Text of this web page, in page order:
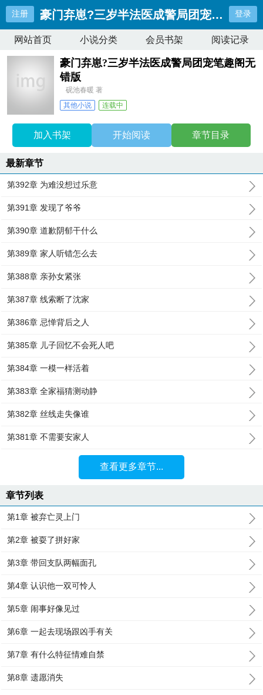
注册 豪门弃崽?三岁半法医成警局团宠笔趣阁无
登录
网站首页 小说分类 会员书架 阅读记录
豪门弃崽?三岁半法医成警局团宠笔趣阁无
错版
砚池春暖 著
其他小说
连载中
更新时间：
2026-08-03 00:50:39
加入书架 开始阅读 章节目录
最新章节
第392章 为难没想过乐意
第391章 发现了爷爷
第390章 道歉阴郁干什么
第389章 家人听错怎么去
第388章 亲孙女紧张
第387章 线索断了沈家
第386章 忌惮背后之人
第385章 儿子回忆不会死人吧
第384章 一模一样活着
第383章 全家福猜测动静
第382章 丝线走失像谁
第381章 不需要安家人
查看更多章节...
章节列表
第1章 被弃亡灵上门
第2章 被耍了拼好家
第3章 带回支队两幅面孔
第4章 认识他一双可怜人
第5章 闹事好像见过
第6章 一起去现场跟凶手有关
第7章 有什么特征情难自禁
第8章 遗愿消失